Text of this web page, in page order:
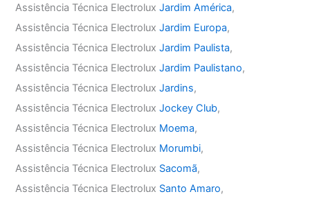
Assistência Técnica ElectroluxJardim América,
Assistência Técnica ElectroluxJardim Europa,
Assistência Técnica ElectroluxJardim Paulista,
Assistência Técnica ElectroluxJardim Paulistano,
Assistência Técnica ElectroluxJardins,
Assistência Técnica ElectroluxJockey Club,
Assistência Técnica Electrolux Moema,
Assistência Técnica Electrolux Morumbi,
Assistência Técnica Electrolux Sacomã,
Assistência Técnica Electrolux Santo Amaro,